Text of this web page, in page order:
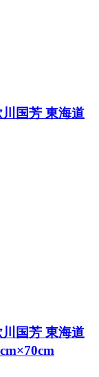
国芳 東海道
国芳 東海道